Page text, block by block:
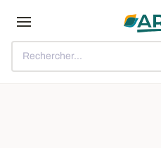
Rechercher...